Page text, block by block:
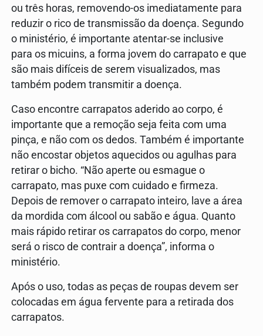
ou três horas, removendo-os imediatamente para
reduzir o rico de transmissão da doença. Segundo
o ministério, é importante atentar-se inclusive
para os micuins, a forma jovem do carrapato e que
são mais difíceis de serem visualizados, mas
também podem transmitir a doença.
Caso encontre carrapatos aderido ao corpo, é
importante que a remoção seja feita com uma
pinça, e não com os dedos. Também é importante
não encostar objetos aquecidos ou agulhas para
retirar o bicho. “Não aperte ou esmague o
carrapato, mas puxe com cuidado e firmeza.
Depois de remover o carrapato inteiro, lave a área
da mordida com álcool ou sabão e água. Quanto
mais rápido retirar os carrapatos do corpo, menor
será o risco de contrair a doença”, informa o
ministério.
Após o uso, todas as peças de roupas devem ser
colocadas em água fervente para a retirada dos
carrapatos.